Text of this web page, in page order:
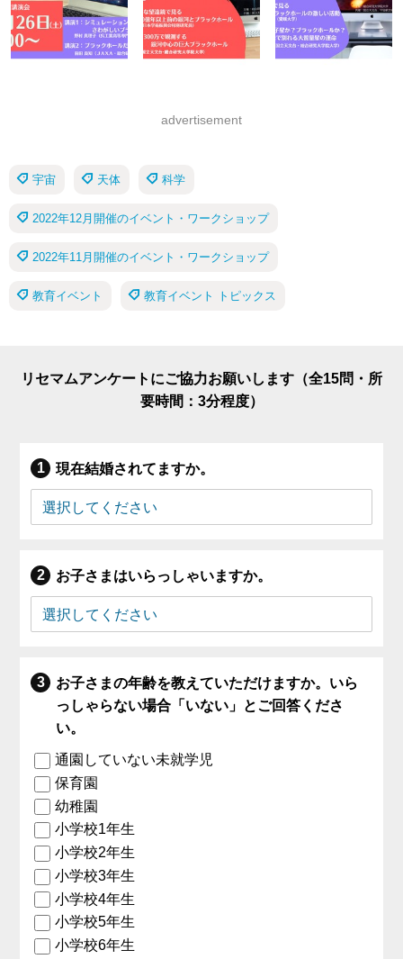
advertisement
宇宙 天体 科学
2022年12月開催のイベント・ワークショップ
2022年11月開催のイベント・ワークショップ
教育イベント 教育イベント トピックス
リセマムアンケートにご協力お願いします（全15問・所
要時間：3分程度）
現在結婚されてますか。
お子さまはいらっしゃいますか。
お子さまの年齢を教えていただけますか。いら
っしゃらない場合「いない」とご回答くださ
い。
通園していない未就学児
保育園
幼稚園
小学校1年生
小学校2年生
小学校3年生
小学校4年生
小学校5年生
小学校6年生